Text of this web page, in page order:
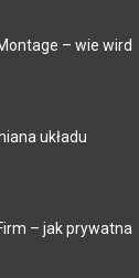
– wie wird
układu
– jak prywatna